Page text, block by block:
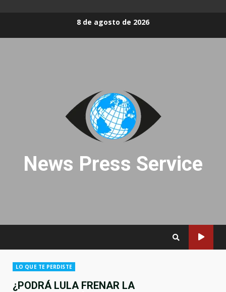
8 de agosto de 2026
News Press Service
LO QUE TE PERDISTE
¿PODRÁ LULA FRENAR LA